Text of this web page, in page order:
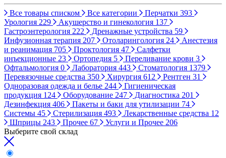
Все товары списком Все категории Перчатки 393
Урология 229 Акушерство и гинекология 137
Гастроэнтерология 222 Дренажные устройства 59
Инфузионная терапия 207 Отоларингология 24
Анестезия
и реанимация 705 Проктология 47
Салфетки
инъекционные 23 Ортопедия 5 Переливание крови 3
Офтальмология 0 Лаборатория 443 Стоматология 1379
Перевязочные средства 350 Хирургия 612 Рентген 31
Одноразовая одежда и белье 244
Гигиеническая
продукция 124 Оборудование 247 Диагностика 201
Дезинфекция 406 Пакеты и баки для утилизации 74
Системы 45 Стерилизация 493 Лекарственные средства 12
Шприцы 243 Прочее 67 Услуги и Прочее 206
Выберите свой склад